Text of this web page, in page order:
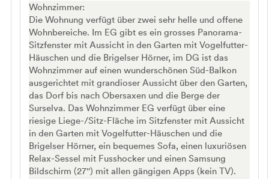
Wohnzimmer:
Die Wohnung verfügt über zwei sehr helle und offene
Wohnbereiche. Im EG gibt es ein grosses Panorama-
Sitzfenster mit Aussicht in den Garten mit Vogelfutter-
Häuschen und die Brigelser Hörner, im DG ist das
Wohnzimmer auf einen wunderschönen Süd-Balkon
ausgerichtet mit grandioser Aussicht über den Garten,
das Dorf bis nach Obersaxen und die Berge der
Surselva. Das Wohnzimmer EG verfügt über eine
riesige Liege-/Sitz-Fläche im Sitzfenster mit Aussicht
in den Garten mit Vogelfutter-Häuschen und die
Brigelser Hörner, ein bequemes Sofa, einen luxuriösen
Relax-Sessel mit Fusshocker und einen Samsung
Bildschirm (27'') mit allen gängigen Apps (kein TV).